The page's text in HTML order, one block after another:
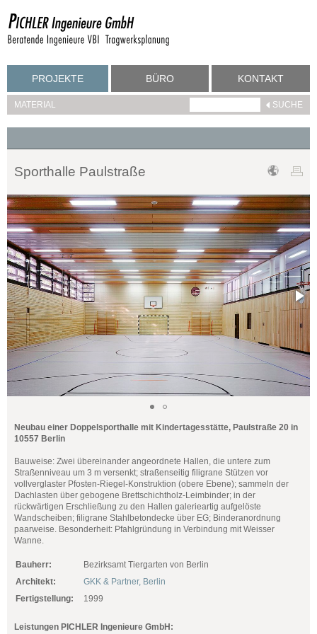
PROJEKTE BÜRO KONTAKT
MATERIAL
Sporthalle Paulstraße
Neubau einer Doppelsporthalle mit Kindertagesstätte, Paulstraße 20 in
10557 Berlin
Bauweise: Zwei übereinander angeordnete Hallen, die untere zum
Straßenniveau um 3 m versenkt; straßenseitig filigrane Stützen vor
vollverglaster Pfosten-Riegel-Konstruktion (obere Ebene); sammeln der
Dachlasten über gebogene Brettschichtholz-Leimbinder; in der
rückwärtigen Erschließung zu den Hallen galerieartig aufgelöste
Wandscheiben; filigrane Stahlbetondecke über EG; Binderanordnung
paarweise. Besonderheit: Pfahlgründung in Verbindung mit Weisser
Wanne.
Bauherr:
Bezirksamt Tiergarten von Berlin
Architekt:
GKK & Partner, Berlin
Fertigstellung:
1999
Leistungen PICHLER Ingenieure GmbH: